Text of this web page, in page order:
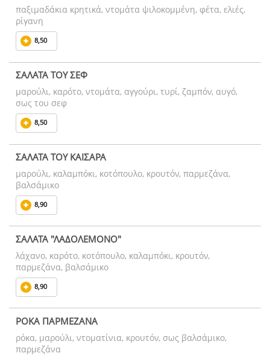
παξιμαδάκια κρητικά, ντομάτα ψιλοκομμένη, φέτα, ελιές,
ρίγανη
8,50
ΣΑΛΑΤΑ ΤΟΥ ΣΕΦ
μαρούλι, καρότο, ντομάτα, αγγούρι, τυρί, ζαμπόν, αυγό,
σως του σεφ
8,50
ΣΑΛΑΤΑ ΤΟΥ ΚΑΙΣΑΡΑ
μαρούλι, καλαμπόκι, κοτόπουλο, κρουτόν, παρμεζάνα,
βαλσάμικο
8,90
ΣΑΛΑΤΑ "ΛΑΔΟΛΕΜΟΝΟ"
λάχανο, καρότο, κοτόπουλο, καλαμπόκι, κρουτόν,
παρμεζάνα, βαλσάμικο
8,90
ΡΟΚΑ ΠΑΡΜΕΖΑΝΑ
ρόκα, μαρούλι, ντοματίνια, κρουτόν, σως βαλσάμικο,
παρμεζάνα